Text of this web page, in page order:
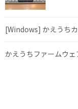
[Windows] かえうち
かえうちファームウ